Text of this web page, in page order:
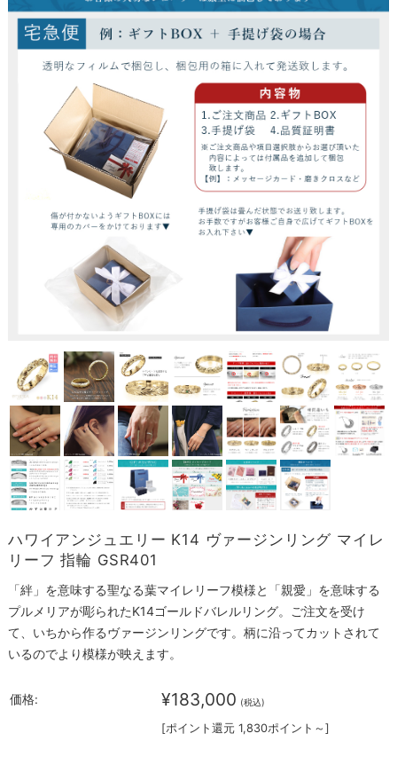
ハワイアンジュエリー K14 ヴァージンリング マイレ
リーフ 指輪 GSR401
「絆」を意味する聖なる葉マイレリーフ模様と「親愛」を意味する
プルメリアが彫られたK14ゴールドバレルリング。ご注文を受け
て、いちから作るヴァージンリングです。柄に沿ってカットされて
いるのでより模様が映えます。
価格: ¥183,000 (税込)
[ポイント還元 1,830ポイント～]